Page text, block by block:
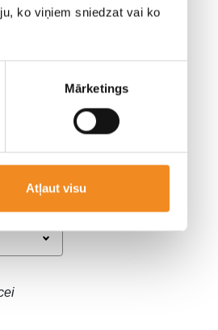
ko viņiem sniedzat vai ko
Mārketings
Atļaut visu